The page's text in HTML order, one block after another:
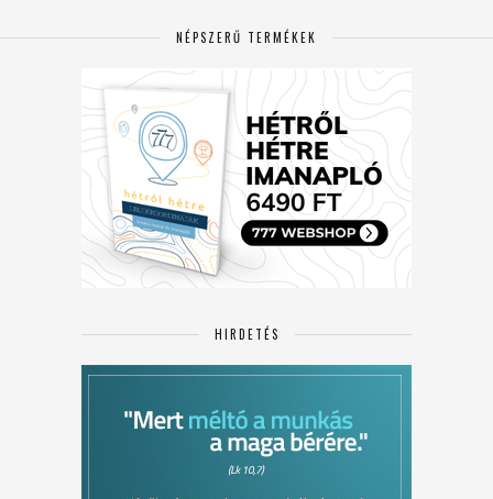
NÉPSZERŰ TERMÉKEK
HIRDETÉS